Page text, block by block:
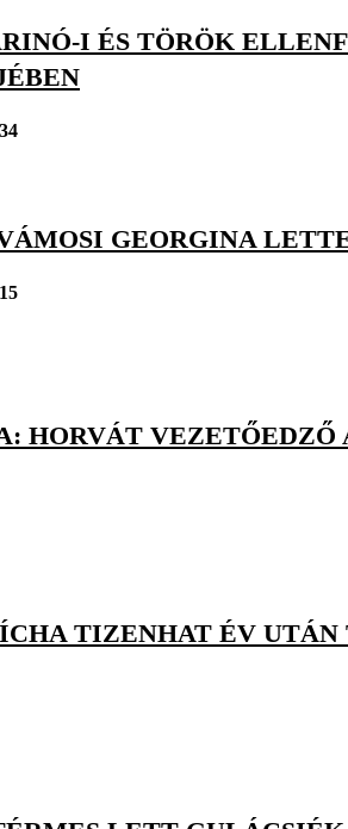
I ÉS TÖRÖK
GEORGINA
HORVÁT VEZETŐEDZŐ
TIZENHAT ÉV